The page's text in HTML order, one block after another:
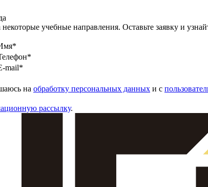
учебные направления. Оставьте заявку и
mail*
на обработку персональных данных и с
рассылку.